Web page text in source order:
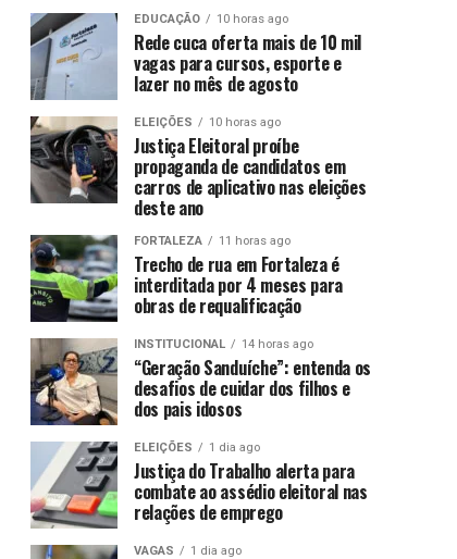
EDUCAÇÃO 10 horas ago
Rede cuca oferta mais de 10 mil
vagas para cursos, esporte e
lazer no mês de agosto
ELEIÇÕES 10 horas ago
Justiça Eleitoral proíbe
propaganda de candidatos em
carros de aplicativo nas eleições
deste ano
FORTALEZA 11 horas ago
Trecho de rua em Fortaleza é
interditada por 4 meses para
obras de requalificação
INSTITUCIONAL 14 horas ago
“Geração Sanduíche”: entenda os
desafios de cuidar dos filhos e
dos pais idosos
ELEIÇÕES 1 dia ago
Justiça do Trabalho alerta para
combate ao assédio eleitoral nas
relações de emprego
VAGAS 1 dia ago